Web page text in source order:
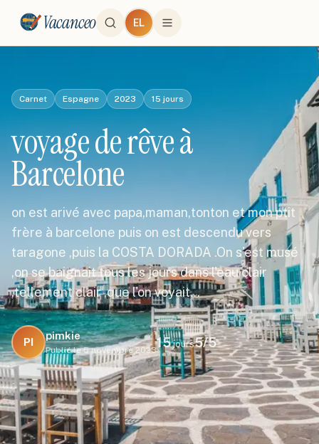
Vacanceo EL
Carnet Espagne 2023 15 jours
voyage de rêve à
Barcelone
on est arivé avec papa,maman,tonton et mon ptit
frère à barcelone puis on est descendu vers
taragone ,puis la COSTA DORADA .On s'est musé
,on se baignait tous les jours dans l'eau clair
,tellement clair ,que l'on voyait…
PI
pimkie
Publié le 5 novembre 2023
15jours5/5